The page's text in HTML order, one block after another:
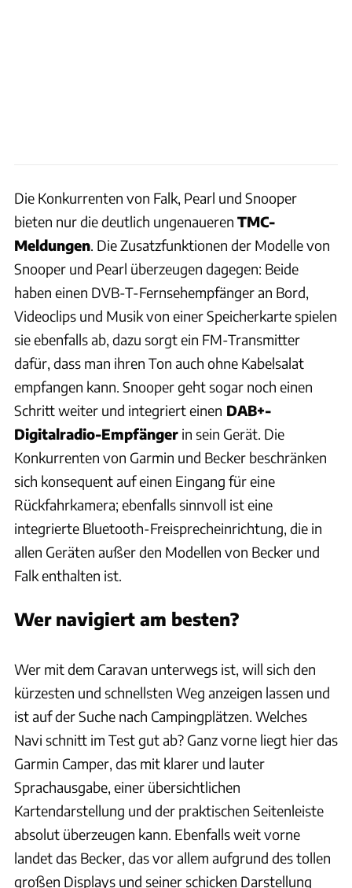
Die Konkurrenten von Falk, Pearl und Snooper
bieten nur die deutlich ungenaueren TMC-
Meldungen . Die Zusatzfunktionen der Modelle von
Snooper und Pearl überzeugen dagegen: Beide
haben einen DVB-T-Fernsehempfänger an Bord,
Videoclips und Musik von einer Speicherkarte spielen
sie ebenfalls ab, dazu sorgt ein FM-Transmitter
dafür, dass man ihren Ton auch ohne Kabelsalat
empfangen kann. Snooper geht sogar noch einen
Schritt weiter und integriert einen DAB+-
Digitalradio-Empfänger in sein Gerät. Die
Konkurrenten von Garmin und Becker beschränken
sich konsequent auf einen Eingang für eine
Rückfahrkamera; ebenfalls sinnvoll ist eine
integrierte Bluetooth-Freisprecheinrichtung, die in
allen Geräten außer den Modellen von Becker und
Falk enthalten ist.
Wer navigiert am besten?
Wer mit dem Caravan unterwegs ist, will sich den
kürzesten und schnellsten Weg anzeigen lassen und
ist auf der Suche nach Campingplätzen. Welches
Navi schnitt im Test gut ab? Ganz vorne liegt hier das
Garmin Camper, das mit klarer und lauter
Sprachausgabe, einer übersichtlichen
Kartendarstellung und der praktischen Seitenleiste
absolut überzeugen kann. Ebenfalls weit vorne
landet das Becker, das vor allem aufgrund des tollen
großen Displays und seiner schicken Darstellung